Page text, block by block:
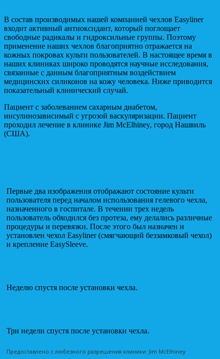
В состав производимых нашей компанией чехлов Easyliner
входит активный антиоксидант, который поглощает
свободные радикалы и гидроксильные группы. Поэтому
применение наших чехлов благоприятно отражается на
кожных покровах культи пользователей. В настоящее время в
наших клиниках широко проводятся научные исследования,
связанные с данным благоприятным воздействием
медицинских силиконов на кожу человека. Ниже приводится
показательный клинический случай.
Пациент с заболеванием сахарным диабетом,
инсулинозависимый с угрозой васкуляризации. Пациент
проходил лечение в клинике Jim McElhiney, город Нашвиль
(США).
Первые два изображения отображают состояние культи
пользователя перед началом использования гелевого чехла,
назначенного в госпитале. В течении трех недель
пользователь обходился без протеза, ему делались различные
процедуры и перевязки. После этого был назначен и
установлен чехол Easyliner (смягчающий беззамковый чехол)
и крепление EasySleeve.
Неделю спустя после установки чехла.
Три недели спустя после установки чехла.
Предоставлено с любезного разрешения клиники: Jim McElhiney